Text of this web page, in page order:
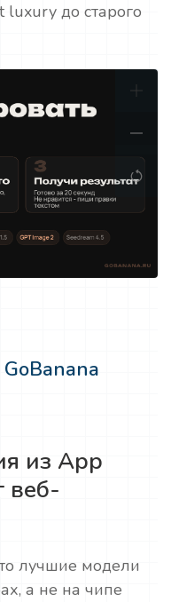
до старого
из App
веб-
лучшие модели
а не на чипе